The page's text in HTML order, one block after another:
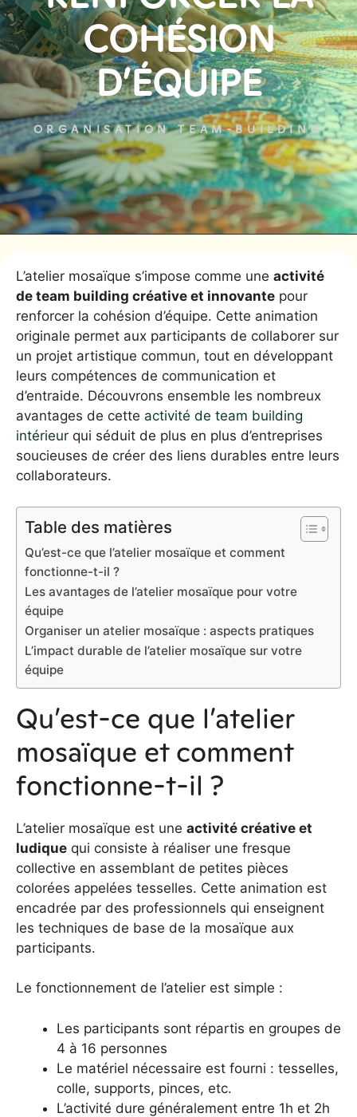
COHÉSION
D’ÉQUIPE
ORGANISATION TEAM-BUILDING
L’atelier mosaïque s’impose comme une activité
de team building créative et innovante pour
renforcer la cohésion d’équipe. Cette animation
originale permet aux participants de collaborer sur
un projet artistique commun, tout en développant
leurs compétences de communication et
d’entraide. Découvrons ensemble les nombreux
avantages de cette activité de team building
intérieur qui séduit de plus en plus d’entreprises
soucieuses de créer des liens durables entre leurs
collaborateurs.
Table des matières
Qu’est-ce que l’atelier mosaïque et comment
fonctionne-t-il ?
Les avantages de l’atelier mosaïque pour votre
équipe
Organiser un atelier mosaïque : aspects pratiques
L’impact durable de l’atelier mosaïque sur votre
équipe
Qu’est-ce que l’atelier
mosaïque et comment
fonctionne-t-il ?
L’atelier mosaïque est une activité créative et
ludique qui consiste à réaliser une fresque
collective en assemblant de petites pièces
colorées appelées tesselles. Cette animation est
encadrée par des professionnels qui enseignent
les techniques de base de la mosaïque aux
participants.
Le fonctionnement de l’atelier est simple :
Les participants sont répartis en groupes de
4 à 16 personnes
Le matériel nécessaire est fourni : tesselles,
colle, supports, pinces, etc.
L’activité dure généralement entre 1h et 2h